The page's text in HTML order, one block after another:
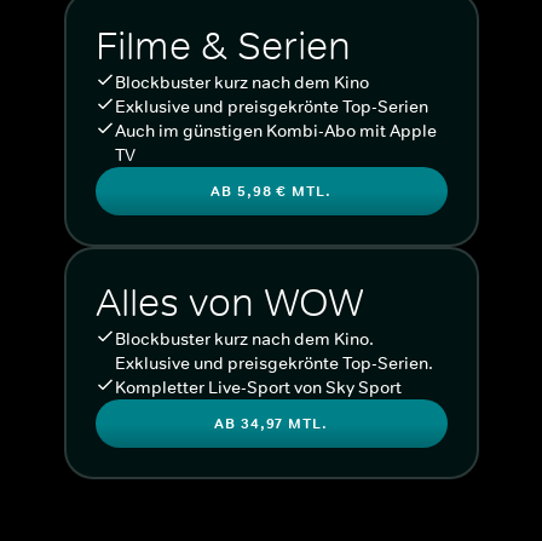
Filme & Serien
Blockbuster kurz nach dem Kino
Exklusive und preisgekrönte Top-Serien
Auch im günstigen Kombi-Abo mit Apple
TV
AB 5,98 € MTL.
Alles von WOW
Blockbuster kurz nach dem Kino.
Exklusive und preisgekrönte Top-Serien.
Kompletter Live-Sport von Sky Sport
AB 34,97 MTL.